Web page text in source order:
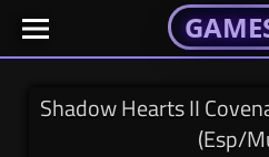
Skip
GAMESGX
El
portal
tus
GAMESGX
El
portal
tus
Shadow Hearts II
(Esp/